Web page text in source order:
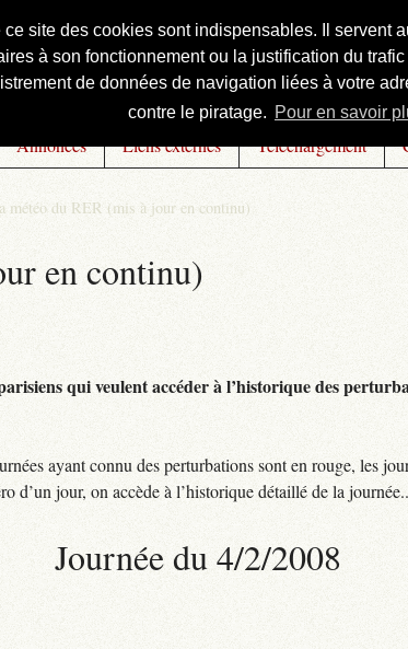
site des cookies sont indispensables. Il
à son fonctionnement ou la justification du
de données de navigation liées à votre
contre le piratage. Pour en savoir
Annonces Liens externes Téléchargement
météo du RER (mis à jour en continu)
en continu)
qui veulent accéder à l’historique des
ayant connu des perturbations sont en rouge, les
d’un jour, on accède à l’historique détaillé de la
Journée du 4/2/2008